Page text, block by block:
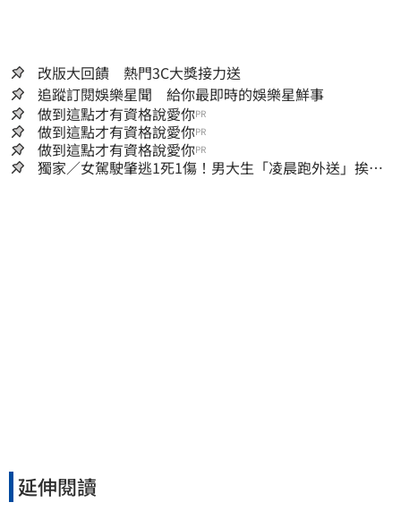
改版大回饋 熱門3C大獎接力送
追蹤訂閱娛樂星聞 給你最即時的娛樂星鮮事
做到這點才有資格說愛你PR
做到這點才有資格說愛你PR
做到這點才有資格說愛你PR
獨家／女駕駛肇逃1死1傷！男大生「凌晨跑外送」挨
延伸閱讀